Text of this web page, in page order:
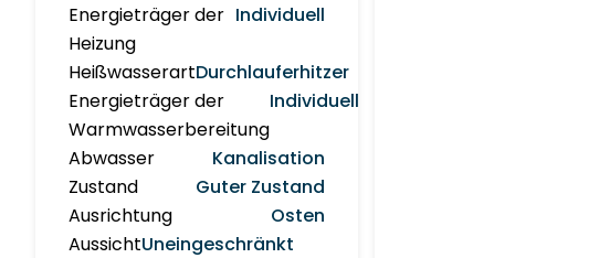
Energieträger der
Heizung
Individuell
HeißwasserartDurchlauferhitzer
Energieträger der
Warmwasserbereitung
Individuell
Abwasser
Kanalisation
Zustand
Guter Zustand
Ausrichtung
Osten
AussichtUneingeschränkt